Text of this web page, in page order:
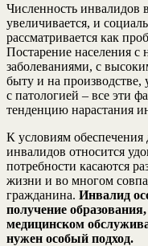
Численность инвалидов
увеличивается, и
рассматривается как
Постарение населения
заболеваниями, с
быту и на производстве,
с патологией – все эти
тенденцию нарастания
К условиям обеспечения
инвалидов относится
потребности касаются
жизни и во многом
гражданина. Инвалид
получение
медицинском
нужен особый подход.